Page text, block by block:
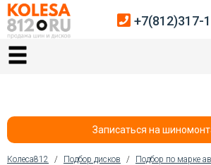
Главная
Автосервис
+7(812)317-
Записаться на
Колеса812 / Подбор дисков / Подбор по марке